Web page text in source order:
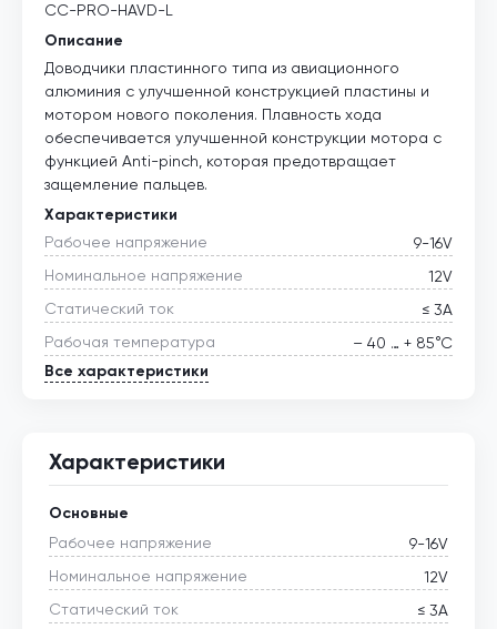
CC-PRO-HAVD-L
Описание
Доводчики пластинного типа из авиационного
алюминия с улучшенной конструкцией пластины и
мотором нового поколения. Плавность хода
обеспечивается улучшенной конструкции мотора с
функцией Anti-pinch, которая предотвращает
защемление пальцев.
Характеристики
Рабочее напряжение
9-16V
Номинальное напряжение
12V
Статический ток
≤ 3А
Рабочая температура
– 40 … + 85°С
Все характеристики
Характеристики
Основные
Рабочее напряжение
9-16V
Номинальное напряжение
12V
Статический ток
≤ 3А